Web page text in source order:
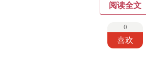
阅读全文
0
喜欢